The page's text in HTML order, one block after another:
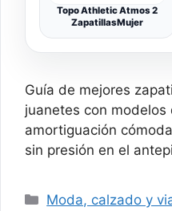
Topo Athletic Atmos 2
ZapatillasMujer
Guía de mejores
juanetes con modelos
amortiguación
sin presión en el
Categorías
Moda, calzado y